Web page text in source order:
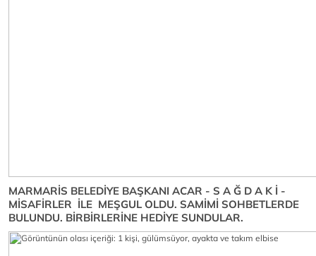
MARMARİS BELEDİYE BAŞKANI ACAR - S A Ğ D A K İ -
MİSAFİRLER İLE MEŞGUL OLDU. SAMİMİ SOHBETLERDE
BULUNDU. BİRBİRLERİNE HEDİYE SUNDULAR.